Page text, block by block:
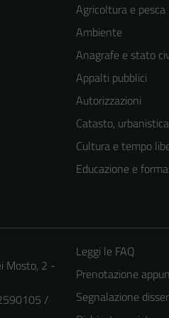
Agricoltura e pesca
Ambiente
Anagrafe e stato
Appalti pubblici
Autorizzazioni
Catasto,
Cultura e tempo
Educazione e
Mosto, 2 -
/
Leggi le FAQ
Prenotazione
Segnalazione